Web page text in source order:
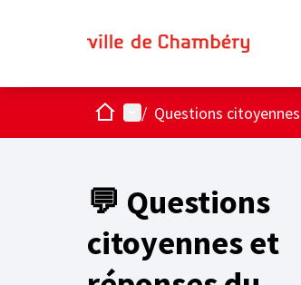
AccueilMenu principal
/ Questions
💬 Questions
citoyennes et